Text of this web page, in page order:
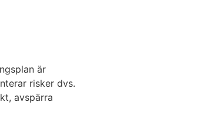
är
risker dvs.
avspärra